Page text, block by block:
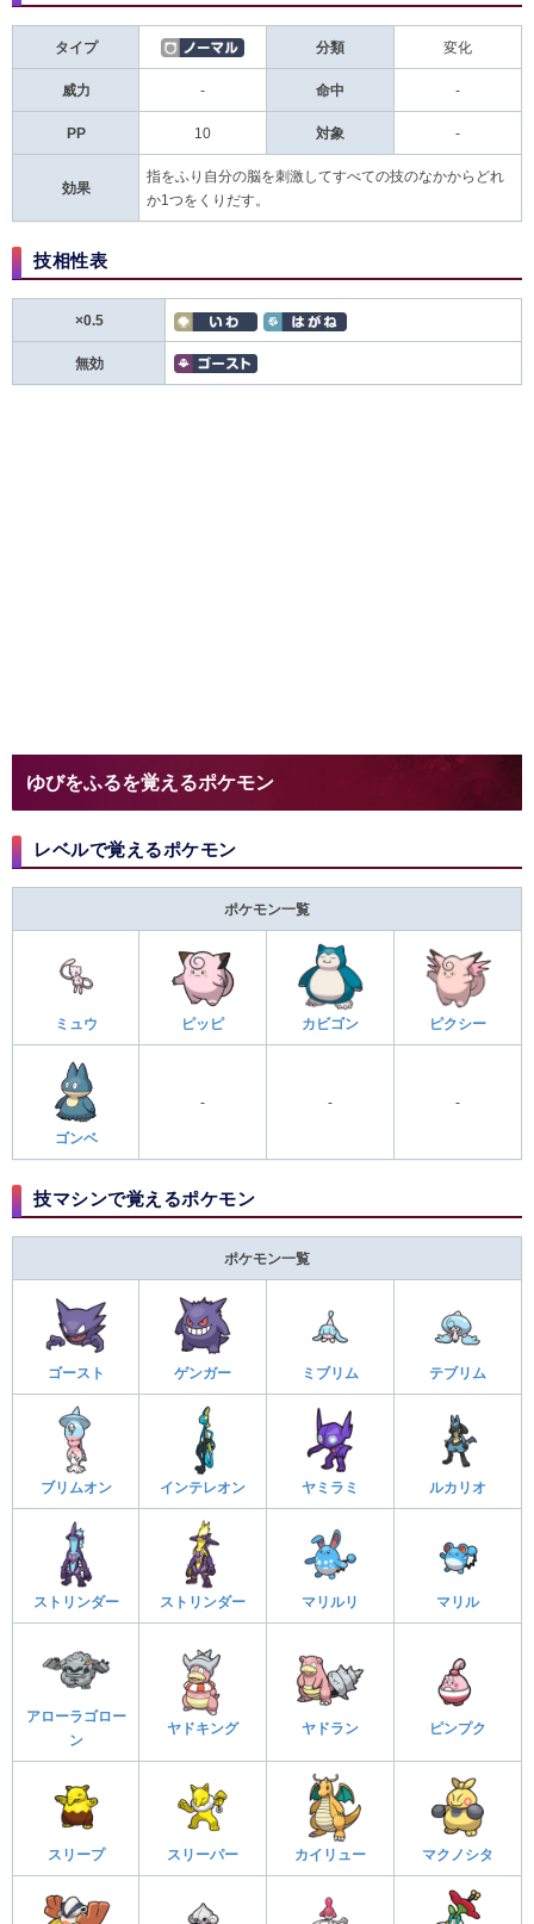
タイプ 分類 変化
威力 - 命中 -
PP 10 対象 -
効果
指をふり自分の脳を刺激してすべての技のなかからどれ
か1つをくりだす。
技相性表
×0.5
無効
ゆびをふるを覚えるポケモン
レベルで覚えるポケモン
ポケモン一覧
ミュウ ピッピ カビゴン ピクシー
ゴンベ
- - -
技マシンで覚えるポケモン
ポケモン一覧
ゴースト ゲンガー ミブリム テブリム
ブリムオン インテレオン ヤミラミ ルカリオ
ストリンダー ストリンダー マリルリ マリル
アローラゴロー
ン
ヤドキング ヤドラン ピンプク
スリープ スリーパー カイリュー マクノシタ